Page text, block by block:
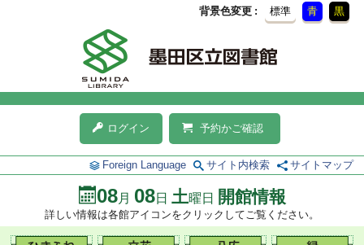
背景色変更 標準 青 黒
ログイン 予約かご確認
Foreign Language サイト内検索 サイトマップ
08月 08日 土曜日 開館情報
詳しい情報は各館アイコンをクリックしてご覧ください。